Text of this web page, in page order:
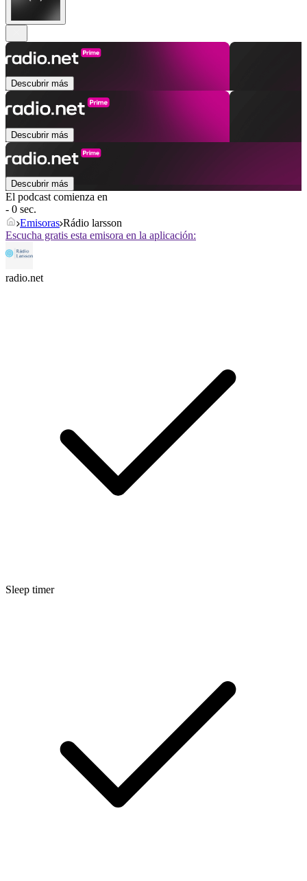
Descubrir más
Descubrir más
Descubrir más
El podcast comienza en
- 0 sec.
Emisoras Rádio larsson
Escucha gratis esta emisora en la aplicación:
radio.net
Sleep timer